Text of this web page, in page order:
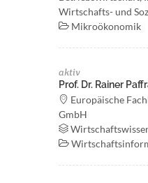
Wirtschafts- und
Mikroökonomik
aktiv
Prof. Dr. Rainer
Europäische
GmbH